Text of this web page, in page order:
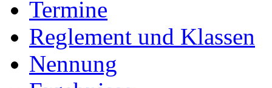
Termine
Reglement und Klassen
Nennung